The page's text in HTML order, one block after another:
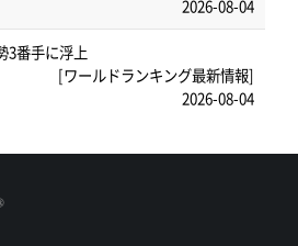
2026-08-04
3番手に浮上
[ワールドランキング最新情報]
2026-08-04